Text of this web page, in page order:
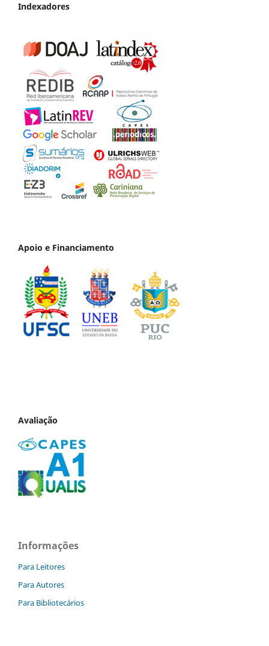
Indexadores
Apoio e Financiamento
Avaliação
Informações
Para Leitores
Para Autores
Para Bibliotecários